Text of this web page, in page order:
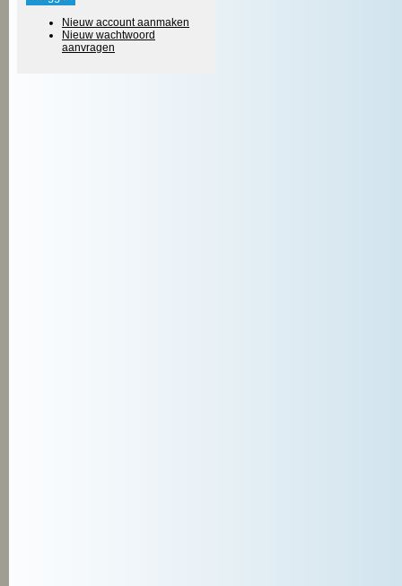
Nieuw account aanmaken
Nieuw wachtwoord
aanvragen